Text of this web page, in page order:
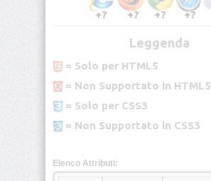
<area>
<b>
+? +? +? +?
Leggenda
= Solo per HTML5
= Non Supportato in HTML5
= Solo per CSS3
= Non Supportato in CSS3
Elenco Attributi: